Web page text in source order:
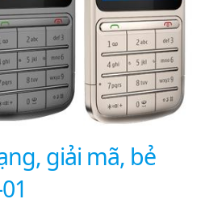
giải mã, bẻ